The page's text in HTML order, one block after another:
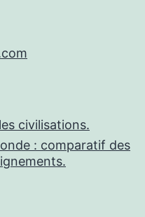
civilisations.
: comparatif des